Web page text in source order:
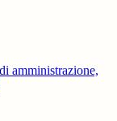
amministrazione,